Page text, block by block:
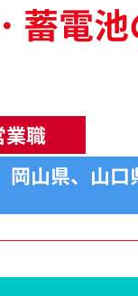
蓄電
業職
岡山県、山